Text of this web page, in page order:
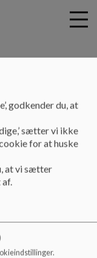
(Afdelingsleder)
godkender du, at
sætter vi ikke
for at huske
at vi sætter